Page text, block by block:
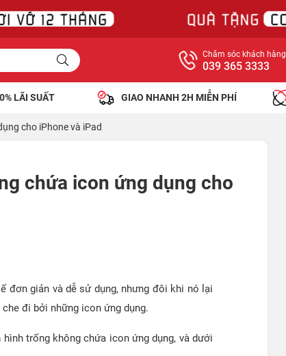
Chăm sóc khách hàng
039 365 3333
LÃI SUẤT GIAO NHANH 2H MIỄN PHÍ
cho iPhone và iPad
chứa icon ứng dụng cho
đơn giản và dễ sử dụng, nhưng đôi khi nó lại
đi bởi những icon ứng dụng.
trống không chứa icon ứng dụng, và dưới